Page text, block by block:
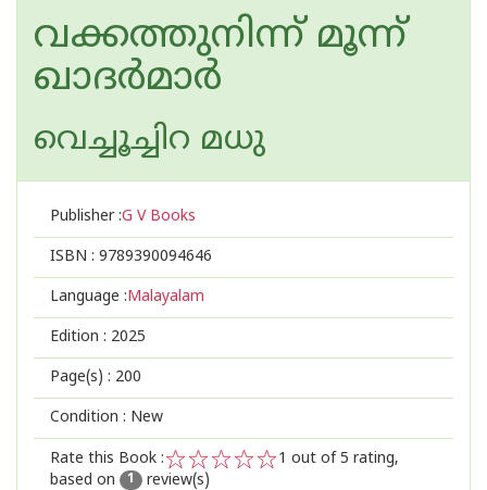
വക്കത്തുനിന്ന് മൂന്ന്
ഖാദർമാർ
വെച്ചൂച്ചിറ മധു
Publisher :G V Books
ISBN : 9789390094646
Language :Malayalam
Edition : 2025
Page(s) : 200
Condition : New
Rate this Book :
2
1
1 out of 5 rating,
based on
1 review(s)